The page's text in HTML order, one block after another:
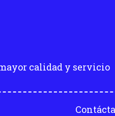
calidad y servicio